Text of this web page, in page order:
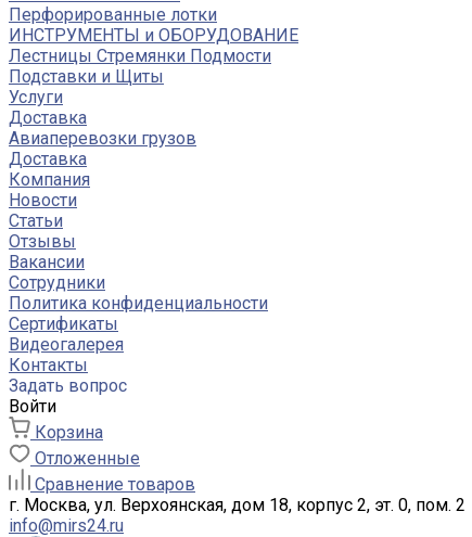
Перфорированные лотки
ИНСТРУМЕНТЫ и ОБОРУДОВАНИЕ
Лестницы Стремянки Подмости
Подставки и Щиты
Услуги
Доставка
Авиаперевозки грузов
Доставка
Компания
Новости
Статьи
Отзывы
Вакансии
Сотрудники
Политика конфиденциальности
Сертификаты
Видеогалерея
Контакты
Задать вопрос
Войти
Корзина
Отложенные
Сравнение товаров
г. Москва, ул. Верхоянская, дом 18, корпус 2, эт. 0, пом. 2
info@mirs24.ru